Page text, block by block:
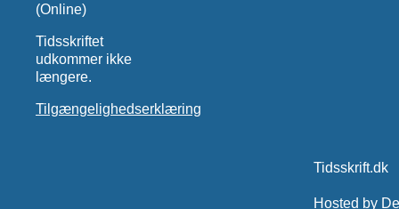
(Online)
Tidsskriftet
udkommer ikke
længere.
Tilgængelighedserklæring